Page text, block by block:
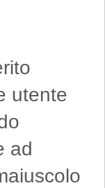
utente
ad